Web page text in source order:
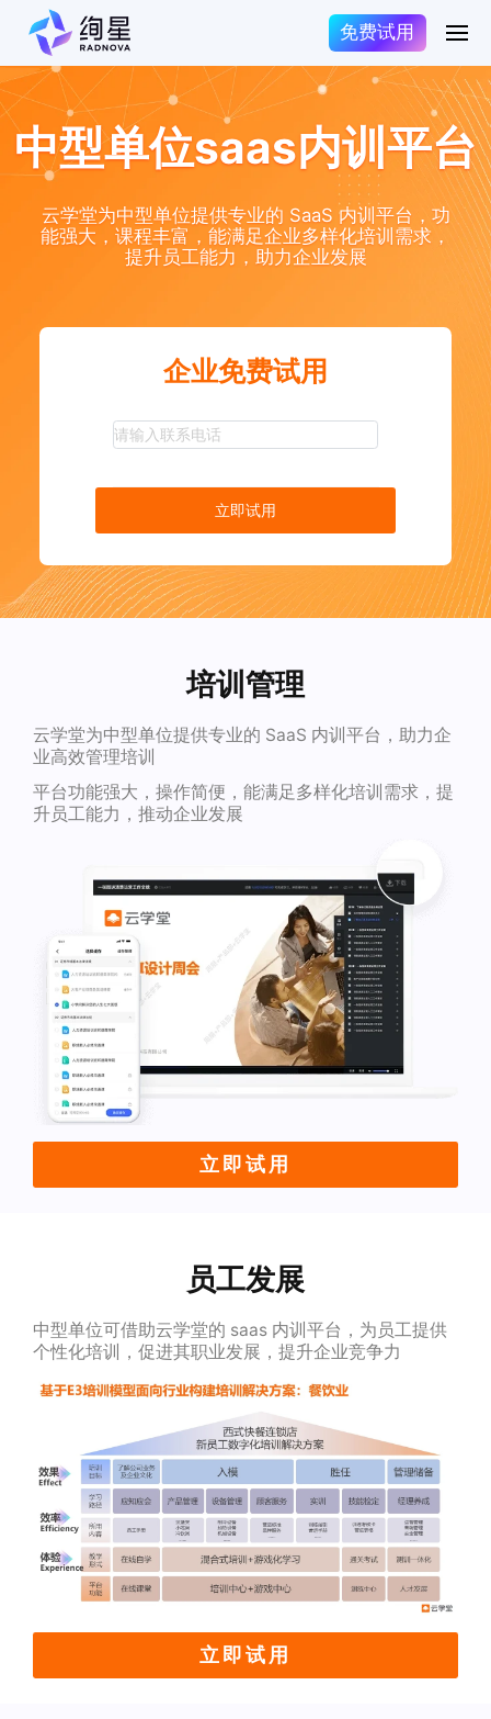
免费试用
中型单位saas内训平台
云学堂为中型单位提供专业的 SaaS 内训平台，功
能强大，课程丰富，能满足企业多样化培训需求，
提升员工能力，助力企业发展
企业免费试用
立即试用
培训管理
云学堂为中型单位提供专业的 SaaS 内训平台，助力企
业高效管理培训
平台功能强大，操作简便，能满足多样化培训需求，提
升员工能力，推动企业发展
立即试用
员工发展
中型单位可借助云学堂的 saas 内训平台，为员工提供
个性化培训，促进其职业发展，提升企业竞争力
立即试用